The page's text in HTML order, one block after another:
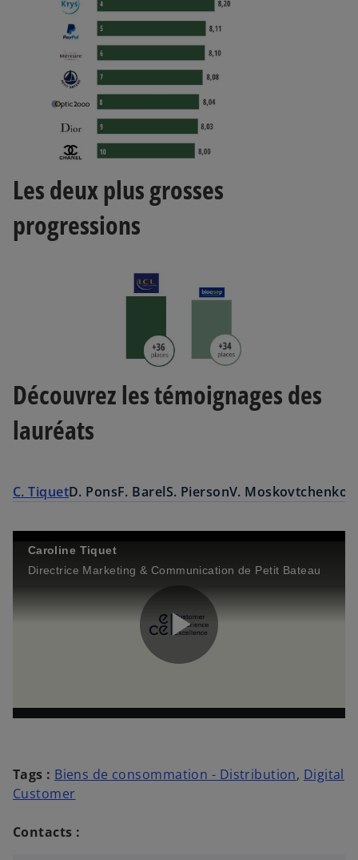
Les deux plus grosses
progressions
Découvrez les témoignages des
lauréats
C. TiquetD. PonsF. BarelS. PiersonV. Moskovtchenko
Caroline Tiquet
Directrice Marketing & Communication de Petit Bateau
P
Tags : Biens de consommation - Distribution, Digital
Customer
Contacts :